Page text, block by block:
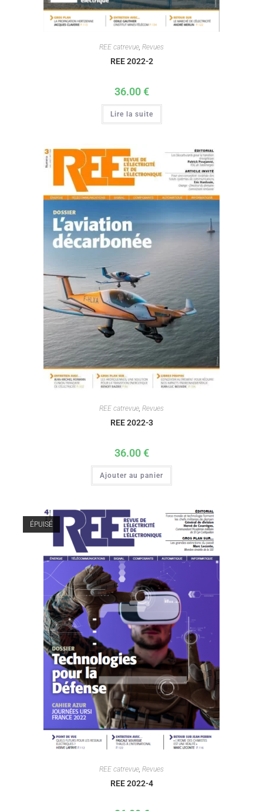
REE catrevue, Revues
REE 2022-2
36.00€
Lire la suite
REE catrevue Revues
REE 2022-3
36.00€
Ajouter au panier
ÉPUISÉ
REE catrevue, Revues
REE 2022-4